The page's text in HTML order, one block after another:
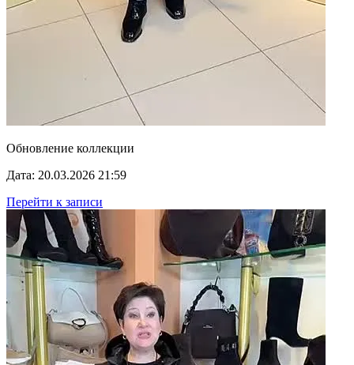
Обновление коллекции
Дата: 20.03.2026 21:59
Перейти к записи